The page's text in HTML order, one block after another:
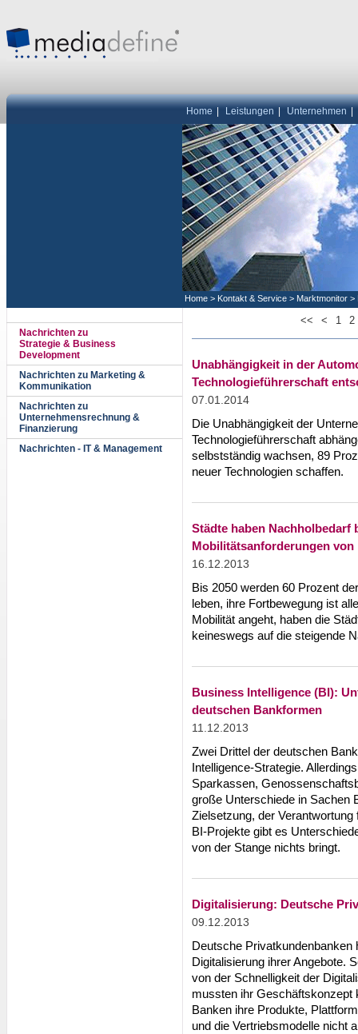
Home Leistungen Unternehmen
Home > Kontakt & Service > Marktmonitor >
Nachrichten zu
Strategie & Business
Development
Nachrichten zu Marketing &
Kommunikation
Nachrichten zu
Unternehmensrechnung &
Finanzierung
Nachrichten - IT & Management
<< < 1 2
Unabhängigkeit in der
Technologieführerschaft
07.01.2014
Die Unabhängigkeit der
Technologieführerschaft
selbstständig wachsen, 89
neuer Technologien schaffen.
Städte haben Nachholbedarf
Mobilitätsanforderungen von
16.12.2013
Bis 2050 werden 60 Prozent
leben, ihre Fortbewegung ist
Mobilität angeht, haben die
keineswegs auf die steigende
Business Intelligence (BI):
deutschen Bankformen
11.12.2013
Zwei Drittel der deutschen
Intelligence-Strategie.
Sparkassen,
große Unterschiede in Sachen
Zielsetzung, der
BI-Projekte gibt es
von der Stange nichts bringt.
Digitalisierung: Deutsche
09.12.2013
Deutsche Privatkundenbanken
Digitalisierung ihrer Angebote.
von der Schnelligkeit der
mussten ihr Geschäftskonzept
Banken ihre Produkte,
und die Vertriebsmodelle nicht